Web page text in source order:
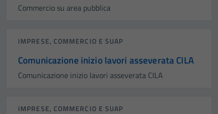
Commercio su area pubblica
IMPRESE, COMMERCIO E SUAP
Comunicazione inizio lavori asseverata CILA
Comunicazione inizio lavori asseverata CILA
IMPRESE, COMMERCIO E SUAP